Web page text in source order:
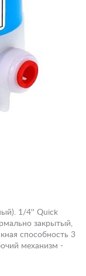
1/4'' Quick
закрытый,
способность 3
механизм -